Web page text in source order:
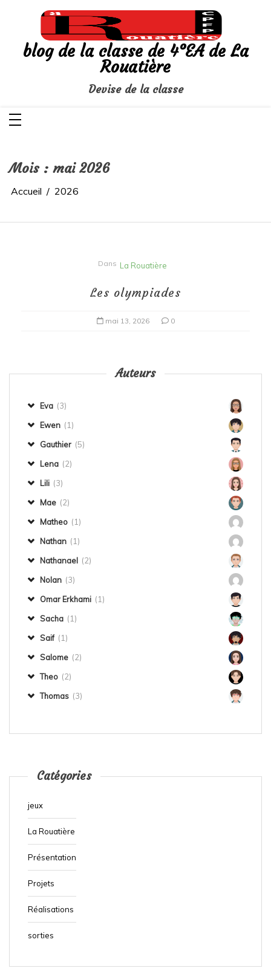
blog de la classe de 4°EA de La
Rouatière
Devise de la classe
Mois : mai 2026
Accueil 2026
Dans La Rouatière
Les olympiades
mai 13, 2026 0
Auteurs
Eva (3)
Ewen (1)
Gauthier (5)
Lena (2)
Lili (3)
Mae (2)
Matheo (1)
Nathan (1)
Nathanael (2)
Nolan (3)
Omar Erkhami (1)
Sacha (1)
Saif (1)
Salome (2)
Theo (2)
Thomas (3)
Catégories
jeux
La Rouatière
Présentation
Projets
Réalisations
sorties